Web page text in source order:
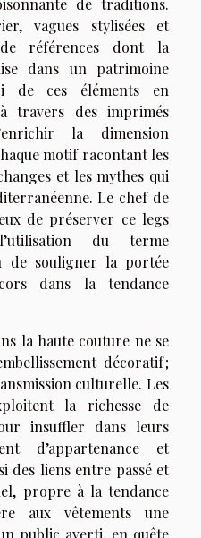
vagues stylisées et
références dont la
dans un patrimoine
de ces éléments en
travers des imprimés
la dimension
motif racontant les
et les mythes qui
Le chef de
de préserver ce legs
du terme
de souligner la portée
dans la tendance
la haute couture ne se
décoratif ;
culturelle. Les
la richesse de
insuffler dans leurs
d’appartenance et
des liens entre passé et
propre à la tendance
aux vêtements une
public averti, en quête